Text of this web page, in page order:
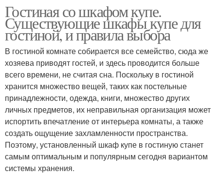
Гостиная со шкафом купе.
Существующие шкафы купе для
гостиной, и правила выбора
В гостиной комнате собирается все семейство, сюда же
хозяева приводят гостей, и здесь проводится больше
всего времени, не считая сна. Поскольку в гостиной
хранится множество вещей, таких как постельные
принадлежности, одежда, книги, множество других
личных предметов, их неправильная организация может
испортить впечатление от интерьера комнаты, а также
создать ощущение захламленности пространства.
Поэтому, установленный шкаф купе в гостиную станет
самым оптимальным и популярным сегодня вариантом
системы хранения.